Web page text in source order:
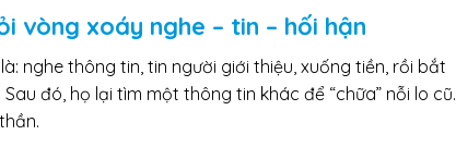
vòng xoáy nghe – tin – hối hận
nghe thông tin, tin người giới thiệu, xuống tiền, rồi bắt
đó, họ lại tìm một thông tin khác để “chữa” nỗi lo cũ.